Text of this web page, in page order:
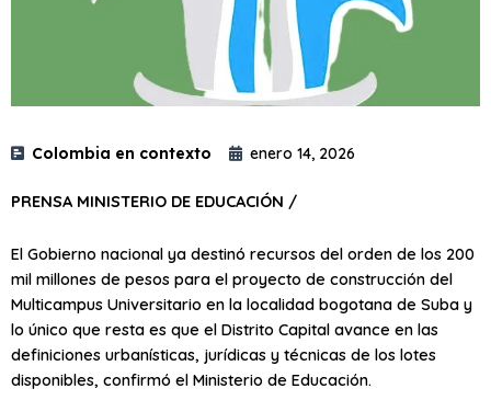
Colombia en contexto enero 14, 2026
PRENSA MINISTERIO DE EDUCACIÓN /
El Gobierno nacional ya destinó recursos del orden de los 200
mil millones de pesos para el proyecto de construcción del
Multicampus Universitario en la localidad bogotana de Suba y
lo único que resta es que el Distrito Capital avance en las
definiciones urbanísticas, jurídicas y técnicas de los lotes
disponibles, confirmó el Ministerio de Educación.